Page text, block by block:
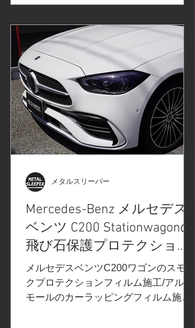
ール、ドア下モール、リヤバンパー下
工、テールレンズのスモークプロテク
ションフィルム施工。事前の打ち合わ
せで決定したカーラッピングフィルム
はこちら↓ 3M2080カーラッピングフィ
ルムシリーズより、グロスブラック。
ウインドーモールに使用 3M2080カー
ラッピングフィルムシリーズより「サ
テンブラック」。光の加減で金属のよ
うな風合いが出る、カーラッピングフ
ラー、フロントグリル、フロントバン
ヤバンパー下のメッキ調パーツに使用
します #新製品#プロテクションフィル
ムPPFのご紹介#Diamond Swell#ダイ
だいたカラープロテクションフィルム
PPF/BLACK...
Mercedes-Benz メルセデス
ベンツ C200 Stationwagonの
飛び石保護プロテクション
フィルム施工/ヘッドライ
ト、テールレンズのスモー
クプロテクションフィル
メルセデスベンツC200ワゴンのスモー
クプロテクションフィルム施工/アルミ
モールのカーラッピングフィルム施工
メタルスリーパー